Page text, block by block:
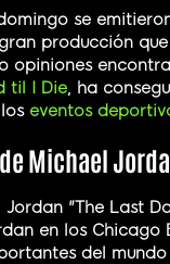
se
producción
opiniones
til I Die, ha
eventos
Michael
"The Last
en los Chicago
del